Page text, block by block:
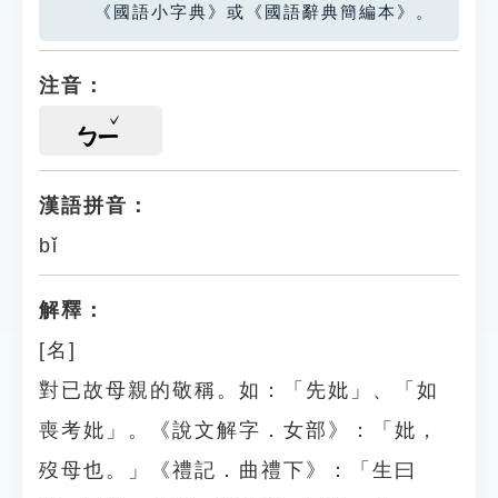
《國語小字典》或《國語辭典簡編本》。
注音：
ㄅㄧ
漢語拼音：
bǐ
解釋：
[名]
對已故母親的敬稱。如：「先妣」、「如
喪考妣」。《說文解字．女部》：「妣，
歿母也。」《禮記．曲禮下》：「生曰